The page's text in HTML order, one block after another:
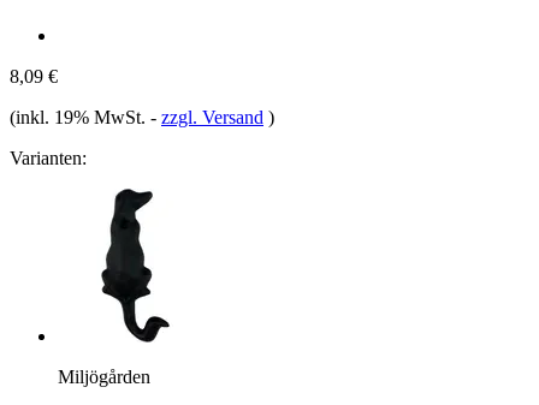
8,09 €
(inkl. 19% MwSt. - zzgl. Versand )
Varianten:
Miljögården